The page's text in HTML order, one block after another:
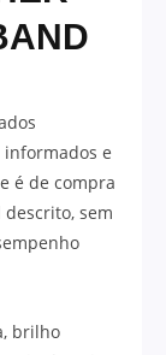
informados e
é de compra
sem
brilho